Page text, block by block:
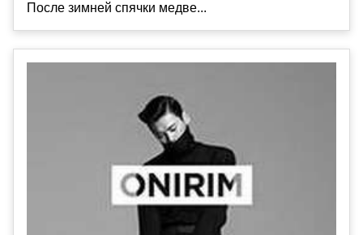
После зимней спячки медве...